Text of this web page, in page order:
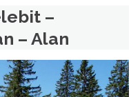
–
– Alan